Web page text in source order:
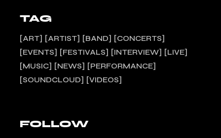
TAG
ART ARTIST BAND
CONCERTS
EVENTS
FESTIVALS INTERVIEW
LIVE
MUSIC
NEWS
PERFORMANCE
SOUNDCLOUD
VIDEOS
FOLLOW